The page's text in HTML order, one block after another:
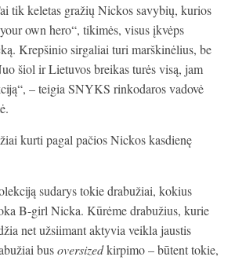
tik keletas gražių Nickos savybių, kurios
own hero“, tikimės, visus įkvėps
Krepšinio sirgaliai turi marškinėlius, be
šiol ir Lietuvos breikas turės visą, jam
– teigia SNYKS rinkodaros vadovė
kurti pagal pačios Nickos kasdienę
sudarys tokie drabužiai, kokius
B-girl Nicka. Kūrėme drabužius, kurie
net užsiimant aktyvia veikla jaustis
busoversizedkirpimo – būtent tokie,